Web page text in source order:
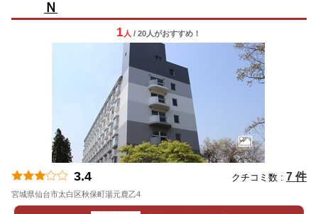
Ｎ
1 人 / 20人がおすすめ！
3.4 クチコミ数 : 7 件
宮城県仙台市太白区秋保町湯元鹿乙4